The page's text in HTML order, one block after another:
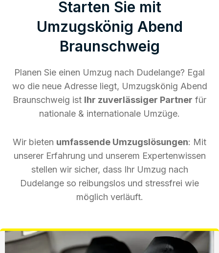
Starten Sie mit
Umzugskönig Abend
Braunschweig
Planen Sie einen Umzug nach Dudelange? Egal
wo die neue Adresse liegt, Umzugskönig Abend
Braunschweig ist Ihr zuverlässiger Partner für
nationale & internationale Umzüge.
Wir bieten umfassende Umzugslösungen: Mit
unserer Erfahrung und unserem Expertenwissen
stellen wir sicher, dass Ihr Umzug nach
Dudelange so reibungslos und stressfrei wie
möglich verläuft.